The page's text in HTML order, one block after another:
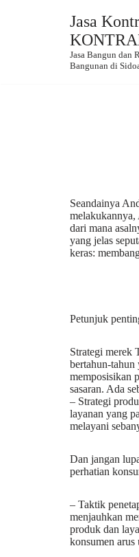
Jasa
Jasa Bangun dan
Bangunan di
Seandainya
melakukannya,
dari mana
yang jelas
keras:
Petunjuk
Strategi merek
bertahun-tahun
memposisikan
sasaran. Ada
– Strategi
layanan yang
melayani
Dan jangan
perhatian
– Taktik
menjauhkan
produk dan
konsumen arus